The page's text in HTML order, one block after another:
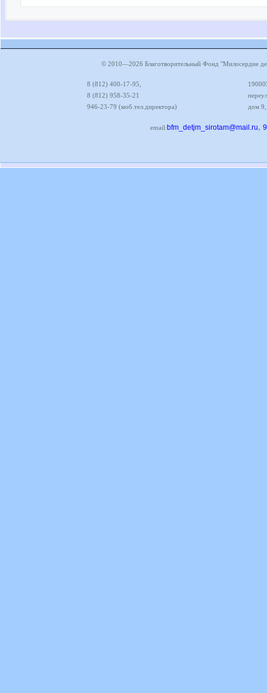
© 2010—2026 Благотворительный Фонд "Милосердие
8 (812) 400-17-95,
8 (812) 958-35-21
946-23-79 (моб.тел.директора)
дом
email:bfm_detjm_sirotam@mail.ru,